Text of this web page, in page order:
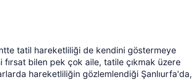
tatil hareketliliği de kendini göstermeye
bilen pek çok aile, tatile çıkmak üzere
hareketliliğin gözlemlendiği Şanlıurfa'da,